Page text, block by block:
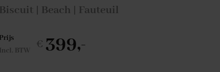
Biscuit | Beach | Fauteuil
Prijs
Incl. BTW
€ 399,-